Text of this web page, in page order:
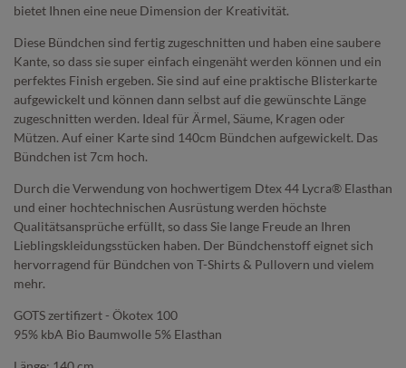
bietet Ihnen eine neue Dimension der Kreativität.
Diese Bündchen sind fertig zugeschnitten und haben eine saubere
Kante, so dass sie super einfach eingenäht werden können und ein
perfektes Finish ergeben. Sie sind auf eine praktische Blisterkarte
aufgewickelt und können dann selbst auf die gewünschte Länge
zugeschnitten werden. Ideal für Ärmel, Säume, Kragen oder
Mützen. Auf einer Karte sind 140cm Bündchen aufgewickelt. Das
Bündchen ist 7cm hoch.
Durch die Verwendung von hochwertigem Dtex 44 Lycra® Elasthan
und einer hochtechnischen Ausrüstung werden höchste
Qualitätsansprüche erfüllt, so dass Sie lange Freude an Ihren
Lieblingskleidungsstücken haben. Der Bündchenstoff eignet sich
hervorragend für Bündchen von T-Shirts & Pullovern und vielem
mehr.
GOTS zertifizert - Ökotex 100
95% kbA Bio Baumwolle 5% Elasthan